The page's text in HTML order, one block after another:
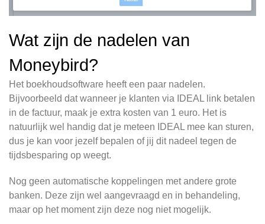
Wat zijn de nadelen van
Moneybird?
Het boekhoudsoftware heeft een paar nadelen.
Bijvoorbeeld dat wanneer je klanten via IDEAL link betalen
in de factuur, maak je extra kosten van 1 euro. Het is
natuurlijk wel handig dat je meteen IDEAL mee kan sturen,
dus je kan voor jezelf bepalen of jij dit nadeel tegen de
tijdsbesparing op weegt.
Nog geen automatische koppelingen met andere grote
banken. Deze zijn wel aangevraagd en in behandeling,
maar op het moment zijn deze nog niet mogelijk.